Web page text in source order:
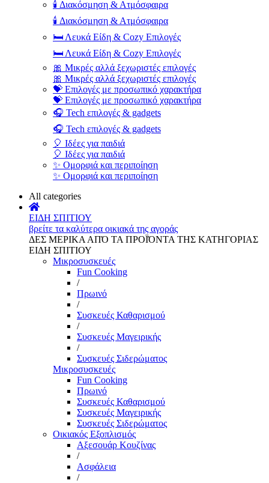
🕯️ Διακόσμηση & Ατμόσφαιρα
🕯️ Διακόσμηση & Ατμόσφαιρα
🛏️ Λευκά Είδη & Cozy Επιλογές
🛏️ Λευκά Είδη & Cozy Επιλογές
🎀 Μικρές αλλά ξεχωριστές επιλογές
🎀 Μικρές αλλά ξεχωριστές επιλογές
💝 Επιλογές με προσωπικό χαρακτήρα
💝 Επιλογές με προσωπικό χαρακτήρα
🎧 Tech επιλογές & gadgets
🎧 Tech επιλογές & gadgets
🎈 Ιδέες για παιδιά
🎈 Ιδέες για παιδιά
✨ Ομορφιά και περιποίηση
✨ Ομορφιά και περιποίηση
All categories
ΕΙΔΗ ΣΠΙΤΙΟΥ
βρείτε τα καλύτερα οικιακά της αγοράς
ΔΕΣ ΜΕΡΙΚΑ ΑΠΌ ΤΑ ΠΡΟΪΌΝΤΑ ΤΗΣ ΚΑΤΗΓΟΡΙΑΣ
ΕΙΔΗ ΣΠΙΤΙΟΥ
Μικροσυσκευές
Fun Cooking
/
Πρωινό
/
Συσκευές Καθαρισμού
/
Συσκευές Μαγειρικής
/
Συσκευές Σιδερώματος
Μικροσυσκευές
Fun Cooking
Πρωινό
Συσκευές Καθαρισμού
Συσκευές Μαγειρικής
Συσκευές Σιδερώματος
Οικιακός Εξοπλισμός
Αξεσουάρ Κουζίνας
/
Ασφάλεια
/